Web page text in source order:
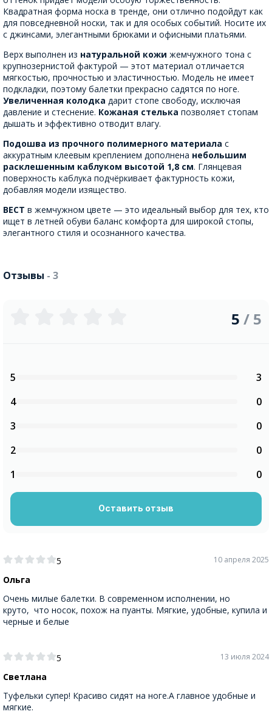
Квадратная форма носка в тренде, они отлично подойдут как
для повседневной носки, так и для особых событий. Носите их
с джинсами, элегантными брюками и офисными платьями.
Верх выполнен из натуральной кожи жемчужного тона с
крупнозернистой фактурой — этот материал отличается
мягкостью, прочностью и эластичностью. Модель не имеет
подкладки, поэтому балетки прекрасно садятся по ноге.
Увеличенная колодка дарит стопе свободу, исключая
давление и стеснение. Кожаная стелька позволяет стопам
дышать и эффективно отводит влагу.
Подошва из прочного полимерного материала с
аккуратным клеевым креплением дополнена небольшим
расклешенным каблуком высотой 1,8 см. Глянцевая
поверхность каблука подчёркивает фактурность кожи,
добавляя модели изящество.
ВЕСТ в жемчужном цвете — это идеальный выбор для тех, кто
ищет в летней обуви баланс комфорта для широкой стопы,
элегантного стиля и осознанного качества.
Отзывы - 3
5
Ольга
10 апреля 2025
Очень милые балетки. В современном исполнении, но
круто, что носок, похож на пуанты. Мягкие, удобные, купила и
черные и белые
5
Светлана
13 июля 2024
Туфельки супер! Красиво сидят на ноге.А главное удобные и
мягкие.
5 / 5
5
3
4
0
3
0
2
0
1
0
Оставить отзыв